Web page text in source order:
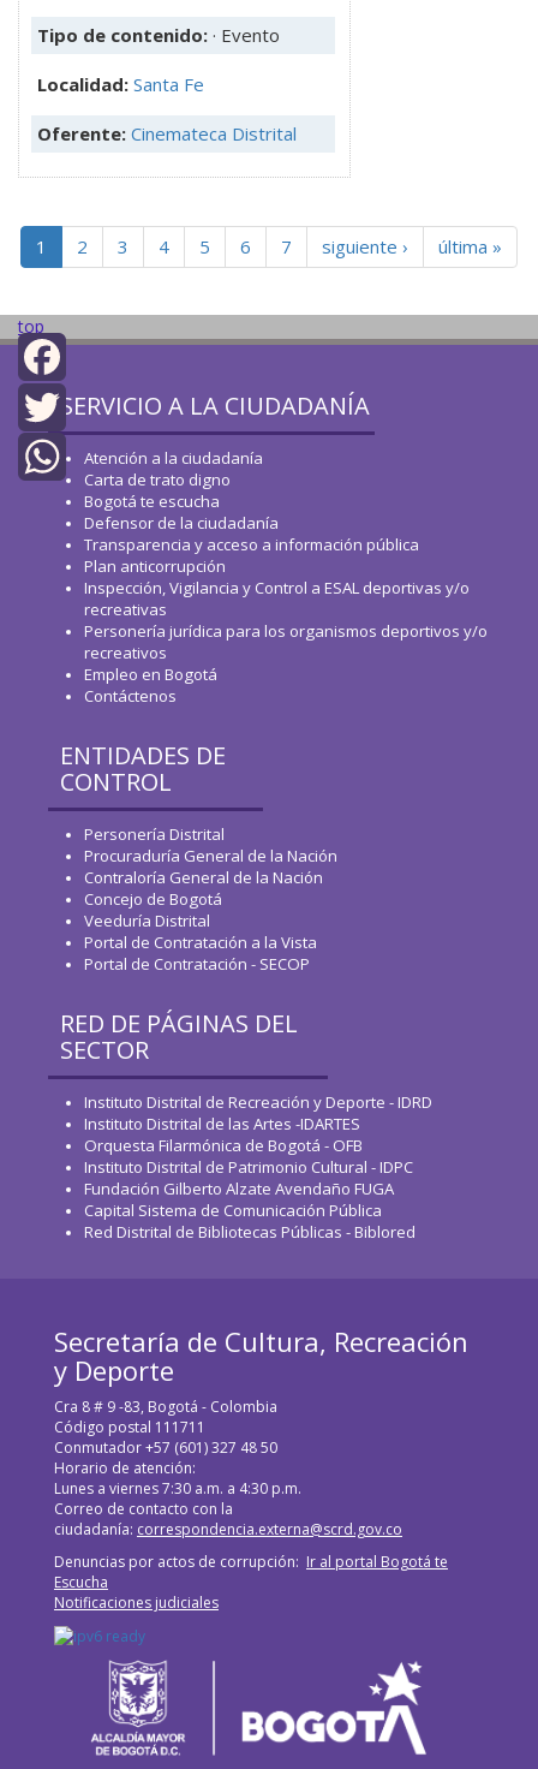
Tipo de contenido: · Evento
Localidad: Santa Fe
Oferente: Cinemateca Distrital
1 2 3 4 5 6 7 siguiente › última »
Facebook
Twitter
WhatsApp
top
SERVICIO A LA CIUDADANÍA
Atención a la ciudadanía
Carta de trato digno
Bogotá te escucha
Defensor de la ciudadanía
Transparencia y acceso a información pública
Plan anticorrupción
Inspección, Vigilancia y Control a ESAL deportivas y/o
recreativas
Personería jurídica para los organismos deportivos y/o
recreativos
Empleo en Bogotá
Contáctenos
ENTIDADES DE
CONTROL
Personería Distrital
Procuraduría General de la Nación
Contraloría General de la Nación
Concejo de Bogotá
Veeduría Distrital
Portal de Contratación a la Vista
Portal de Contratación - SECOP
RED DE PÁGINAS DEL
SECTOR
Instituto Distrital de Recreación y Deporte - IDRD
Instituto Distrital de las Artes -IDARTES
Orquesta Filarmónica de Bogotá - OFB
Instituto Distrital de Patrimonio Cultural - IDPC
Fundación Gilberto Alzate Avendaño FUGA
Capital Sistema de Comunicación Pública
Red Distrital de Bibliotecas Públicas - Biblored
Secretaría de Cultura, Recreación
y Deporte
Cra 8 # 9 -83, Bogotá - Colombia
Código postal 111711
Conmutador +57 (601) 327 48 50
Horario de atención:
Lunes a viernes 7:30 a.m. a 4:30 p.m.
Correo de contacto con la
ciudadanía: correspondencia.externa@scrd.gov.co
Denuncias por actos de corrupción: Ir al portal Bogotá te
Escucha
Notificaciones judiciales